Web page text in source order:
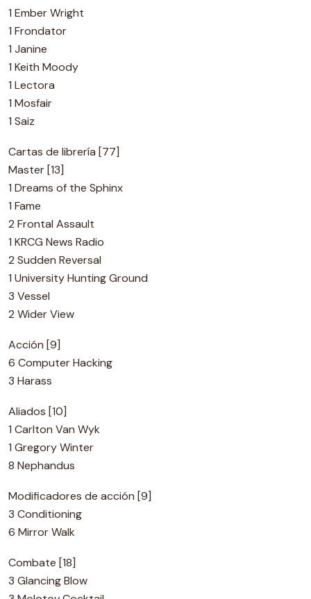
1 Ember Wright
1 Frondator
1 Janine
1 Keith Moody
1 Lectora
1 Mosfair
1 Saiz
Cartas de librería [77]
Master [13]
1 Dreams of the Sphinx
1 Fame
2 Frontal Assault
1 KRCG News Radio
2 Sudden Reversal
1 University Hunting Ground
3 Vessel
2 Wider View
Acción [9]
6 Computer Hacking
3 Harass
Aliados [10]
1 Carlton Van Wyk
1 Gregory Winter
8 Nephandus
Modificadores de acción [9]
3 Conditioning
6 Mirror Walk
Combate [18]
3 Glancing Blow